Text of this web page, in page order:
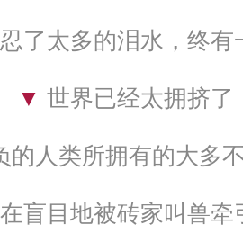
了太多的泪水，终
▼ 世界已经太拥挤了
的人类所拥有的大多
盲目地被砖家叫兽牵